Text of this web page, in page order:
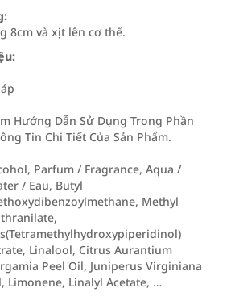
8cm và xịt lên cơ thể.
Hướng Dẫn Sử Dụng Trong Phần
Tin Chi Tiết Của Sản Phẩm.
Parfum / Fragrance, Aqua /
/ Eau, Butyl
Methyl
Linalool, Citrus Aurantium
Peel Oil, Juniperus Virginiana
Limonene, Linalyl Acetate, …